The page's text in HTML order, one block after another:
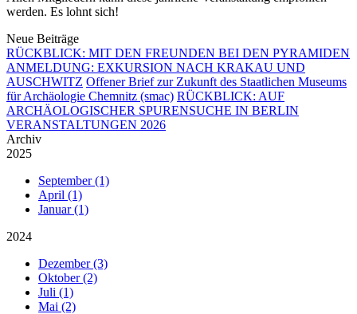
werden. Es lohnt sich!
Neue Beiträge
RÜCKBLICK: MIT DEN FREUNDEN BEI DEN PYRAMIDEN
ANMELDUNG: EXKURSION NACH KRAKAU UND
AUSCHWITZ Offener Brief zur Zukunft des Staatlichen Museums
für Archäologie Chemnitz (smac) RÜCKBLICK: AUF
ARCHÄOLOGISCHER SPURENSUCHE IN BERLIN
VERANSTALTUNGEN 2026
Archiv
2025
September (1)
April (1)
Januar (1)
2024
Dezember (3)
Oktober (2)
Juli (1)
Mai (2)